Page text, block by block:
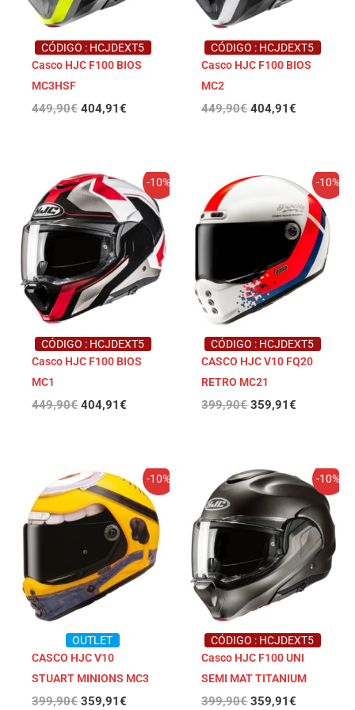
CÓDIGO : HCJDEXT5
Casco HJC F100 BIOS
MC3HSF
449,90€ 404,91€
CÓDIGO : HCJDEXT5
Casco HJC F100 BIOS
MC2
449,90€ 404,91€
-10%
CÓDIGO : HCJDEXT5
Casco HJC F100 BIOS
MC1
449,90€
El
precio
original
era:
449,90€.
404,91€
El
precio
actual
es:
404,91€.
-10%
CÓDIGO : HCJDEXT5
CASCO HJC V10 FQ20
RETRO MC21
399,90€
El
original
era:
399,90€.
359,91€
precio
actual
es:
359,91€.
-10%
OUTLET
CASCO HJC V10
STUART MINIONS MC3
399,90€
El
precio
original
era:
399,90€.
359,91€
precio
actual
es:
359,91€.
-10%
CÓDIGO : HCJDEXT5
Casco HJC F100 UNI
SEMI MAT TITANIUM
399,90€
El
precio
original
era:
399,90€.
359,91€
El
precio
actual
es:
359,91€.